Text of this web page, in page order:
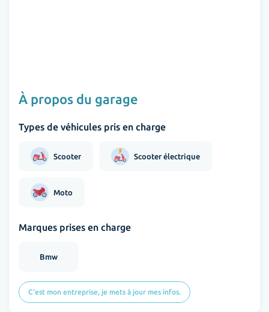
À propos du garage
Types de véhicules pris en charge
Scooter Scooter électrique
Moto
Marques prises en charge
Bmw
C'est mon entreprise, je mets à jour mes infos.